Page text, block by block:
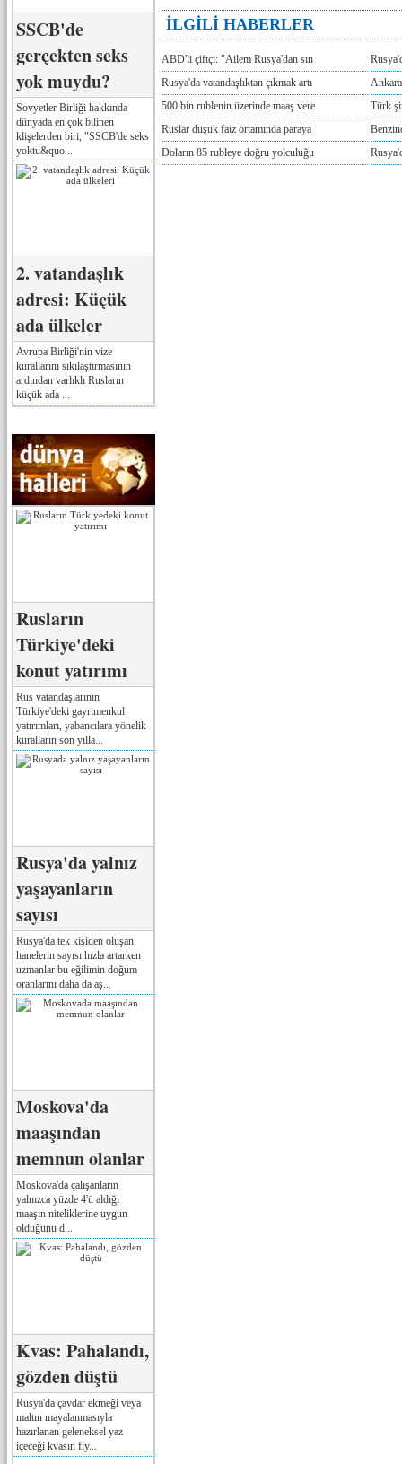
SSCB'de
gerçekten seks
yok muydu?
Sovyetler Birliği hakkında
dünyada en çok bilinen
klişelerden biri, "SSCB'de seks
yoktu&quo...
2. vatandaşlık
adresi: Küçük
ada ülkeler
Avrupa Birliği'nin vize
kurallarını sıkılaştırmasının
ardından varlıklı Rusların
küçük ada ...
Rusların
Türkiye'deki
konut yatırımı
Rus vatandaşlarının
Türkiye'deki gayrimenkul
yatırımları, yabancılara yönelik
kuralların son yılla...
Rusya'da yalnız
yaşayanların
sayısı
Rusya'da tek kişiden oluşan
hanelerin sayısı hızla artarken
uzmanlar bu eğilimin doğum
oranlarını daha da aş...
Moskova'da
maaşından
memnun olanlar
Moskova'da çalışanların
yalnızca yüzde 4'ü aldığı
maaşın niteliklerine uygun
olduğunu d...
Kvas: Pahalandı,
gözden düştü
Rusya'da çavdar ekmeği veya
maltın mayalanmasıyla
hazırlanan geleneksel yaz
içeceği kvasın fiy...
İLGİLİ HABERLER
ABD'li çiftçi: "Ailem Rusya'dan sın
Rusya'da vatandaşlıktan çıkmak artı
500 bin rublenin üzerinde maaş vere
Türk
Ruslar düşük faiz ortamında paraya
Doların 85 rubleye doğru yolculuğu